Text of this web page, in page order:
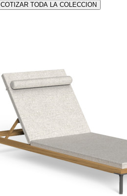
COTIZAR TODA LA COLECCION